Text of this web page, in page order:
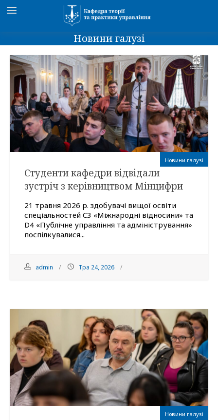
Новини галузі
Новини галузі
Студенти кафедри відвідали
зустріч з керівництвом Мінцифри
21 травня 2026 р. здобувачі вищої освіти
спеціальностей C3 «Міжнародні відносини» та
D4 «Публічне управління та адміністрування»
поспілкувалися...
admin Тра 24, 2026
Новини галузі